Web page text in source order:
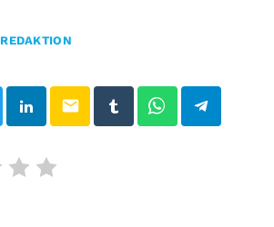
REDAKTION
email